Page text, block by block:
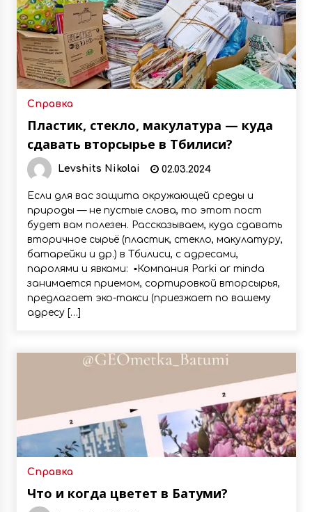
Справка
Пластик, стекло, макулатура — куда
сдавать вторсырье в Тбилиси?
Levshits Nikolai 02.03.2024
Если для вас защита окружающей среды и
природы — не пустые слова, то этот пост
будет вам полезен. Рассказываем, куда сдавать
вторичное сырьё (пластик, стекло, макулатуру,
батарейки и др.) в Тбилиси, с адресами,
паролями и явками: ▪️Компания Parki ar minda
занимается приемом, сортировкой вторсырья,
предлагает эко-такси (приезжает по вашему
адресу […]
Справка
Что и когда цветет в Батуми?